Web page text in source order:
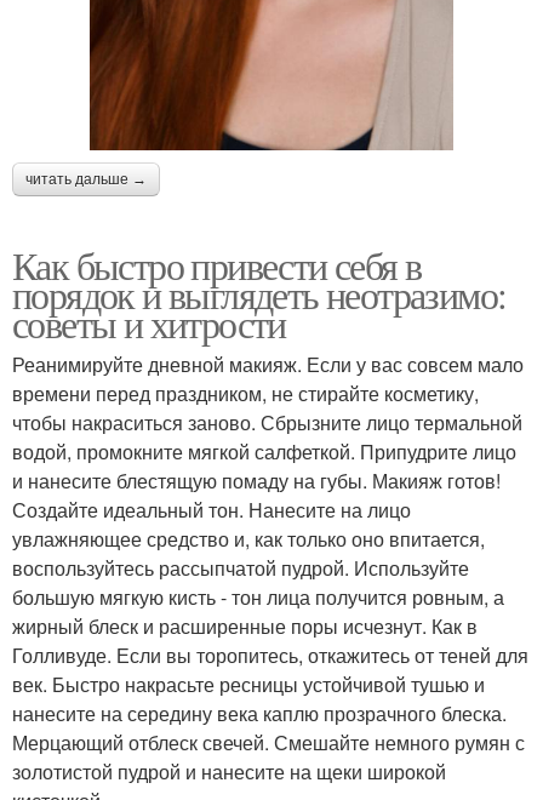
читать дальше →
Как быстро привести себя в
порядок и выглядеть неотразимо:
советы и хитрости
Реанимируйте дневной макияж. Если у вас совсем мало
времени перед праздником, не стирайте косметику,
чтобы накраситься заново. Сбрызните лицо термальной
водой, промокните мягкой салфеткой. Припудрите лицо
и нанесите блестящую помаду на губы. Макияж готов!
Создайте идеальный тон. Нанесите на лицо
увлажняющее средство и, как только оно впитается,
воспользуйтесь рассыпчатой пудрой. Используйте
большую мягкую кисть - тон лица получится ровным, а
жирный блеск и расширенные поры исчезнут. Как в
Голливуде. Если вы торопитесь, откажитесь от теней для
век. Быстро накрасьте ресницы устойчивой тушью и
нанесите на середину века каплю прозрачного блеска.
Мерцающий отблеск свечей. Смешайте немного румян с
золотистой пудрой и нанесите на щеки широкой